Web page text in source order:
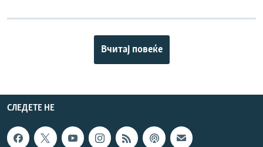
Вчитај повеќе
СЛЕДЕТЕ НЕ